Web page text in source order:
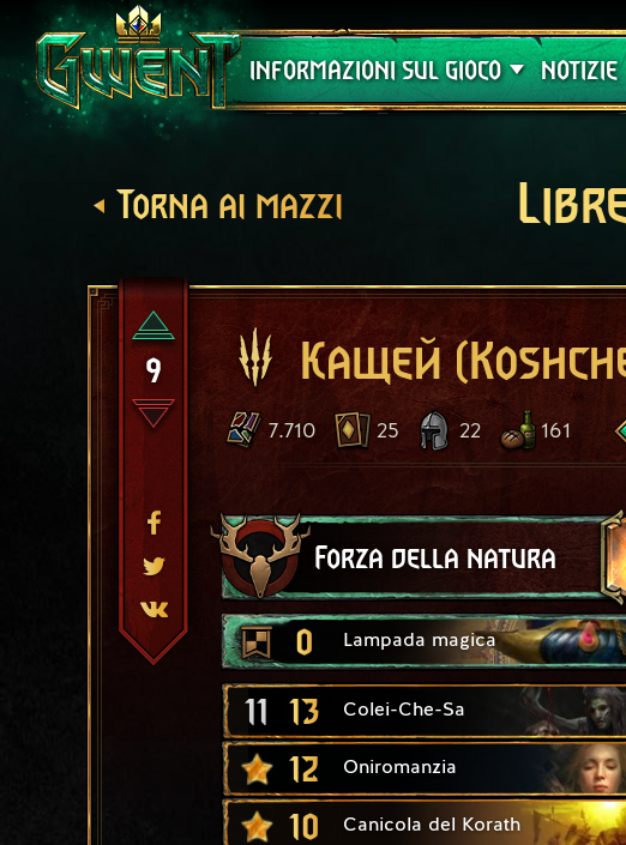
INFORMAZIONI SUL GIOCO
Assistenza
NOTIZIE
Torna ai mazzi
9 Кащей
7.710 25 22 161
Forza della natura
0 Lampada magica
11 13 Colei-Che-Sa
12 Oniromanzia
10 Canicola del Korath